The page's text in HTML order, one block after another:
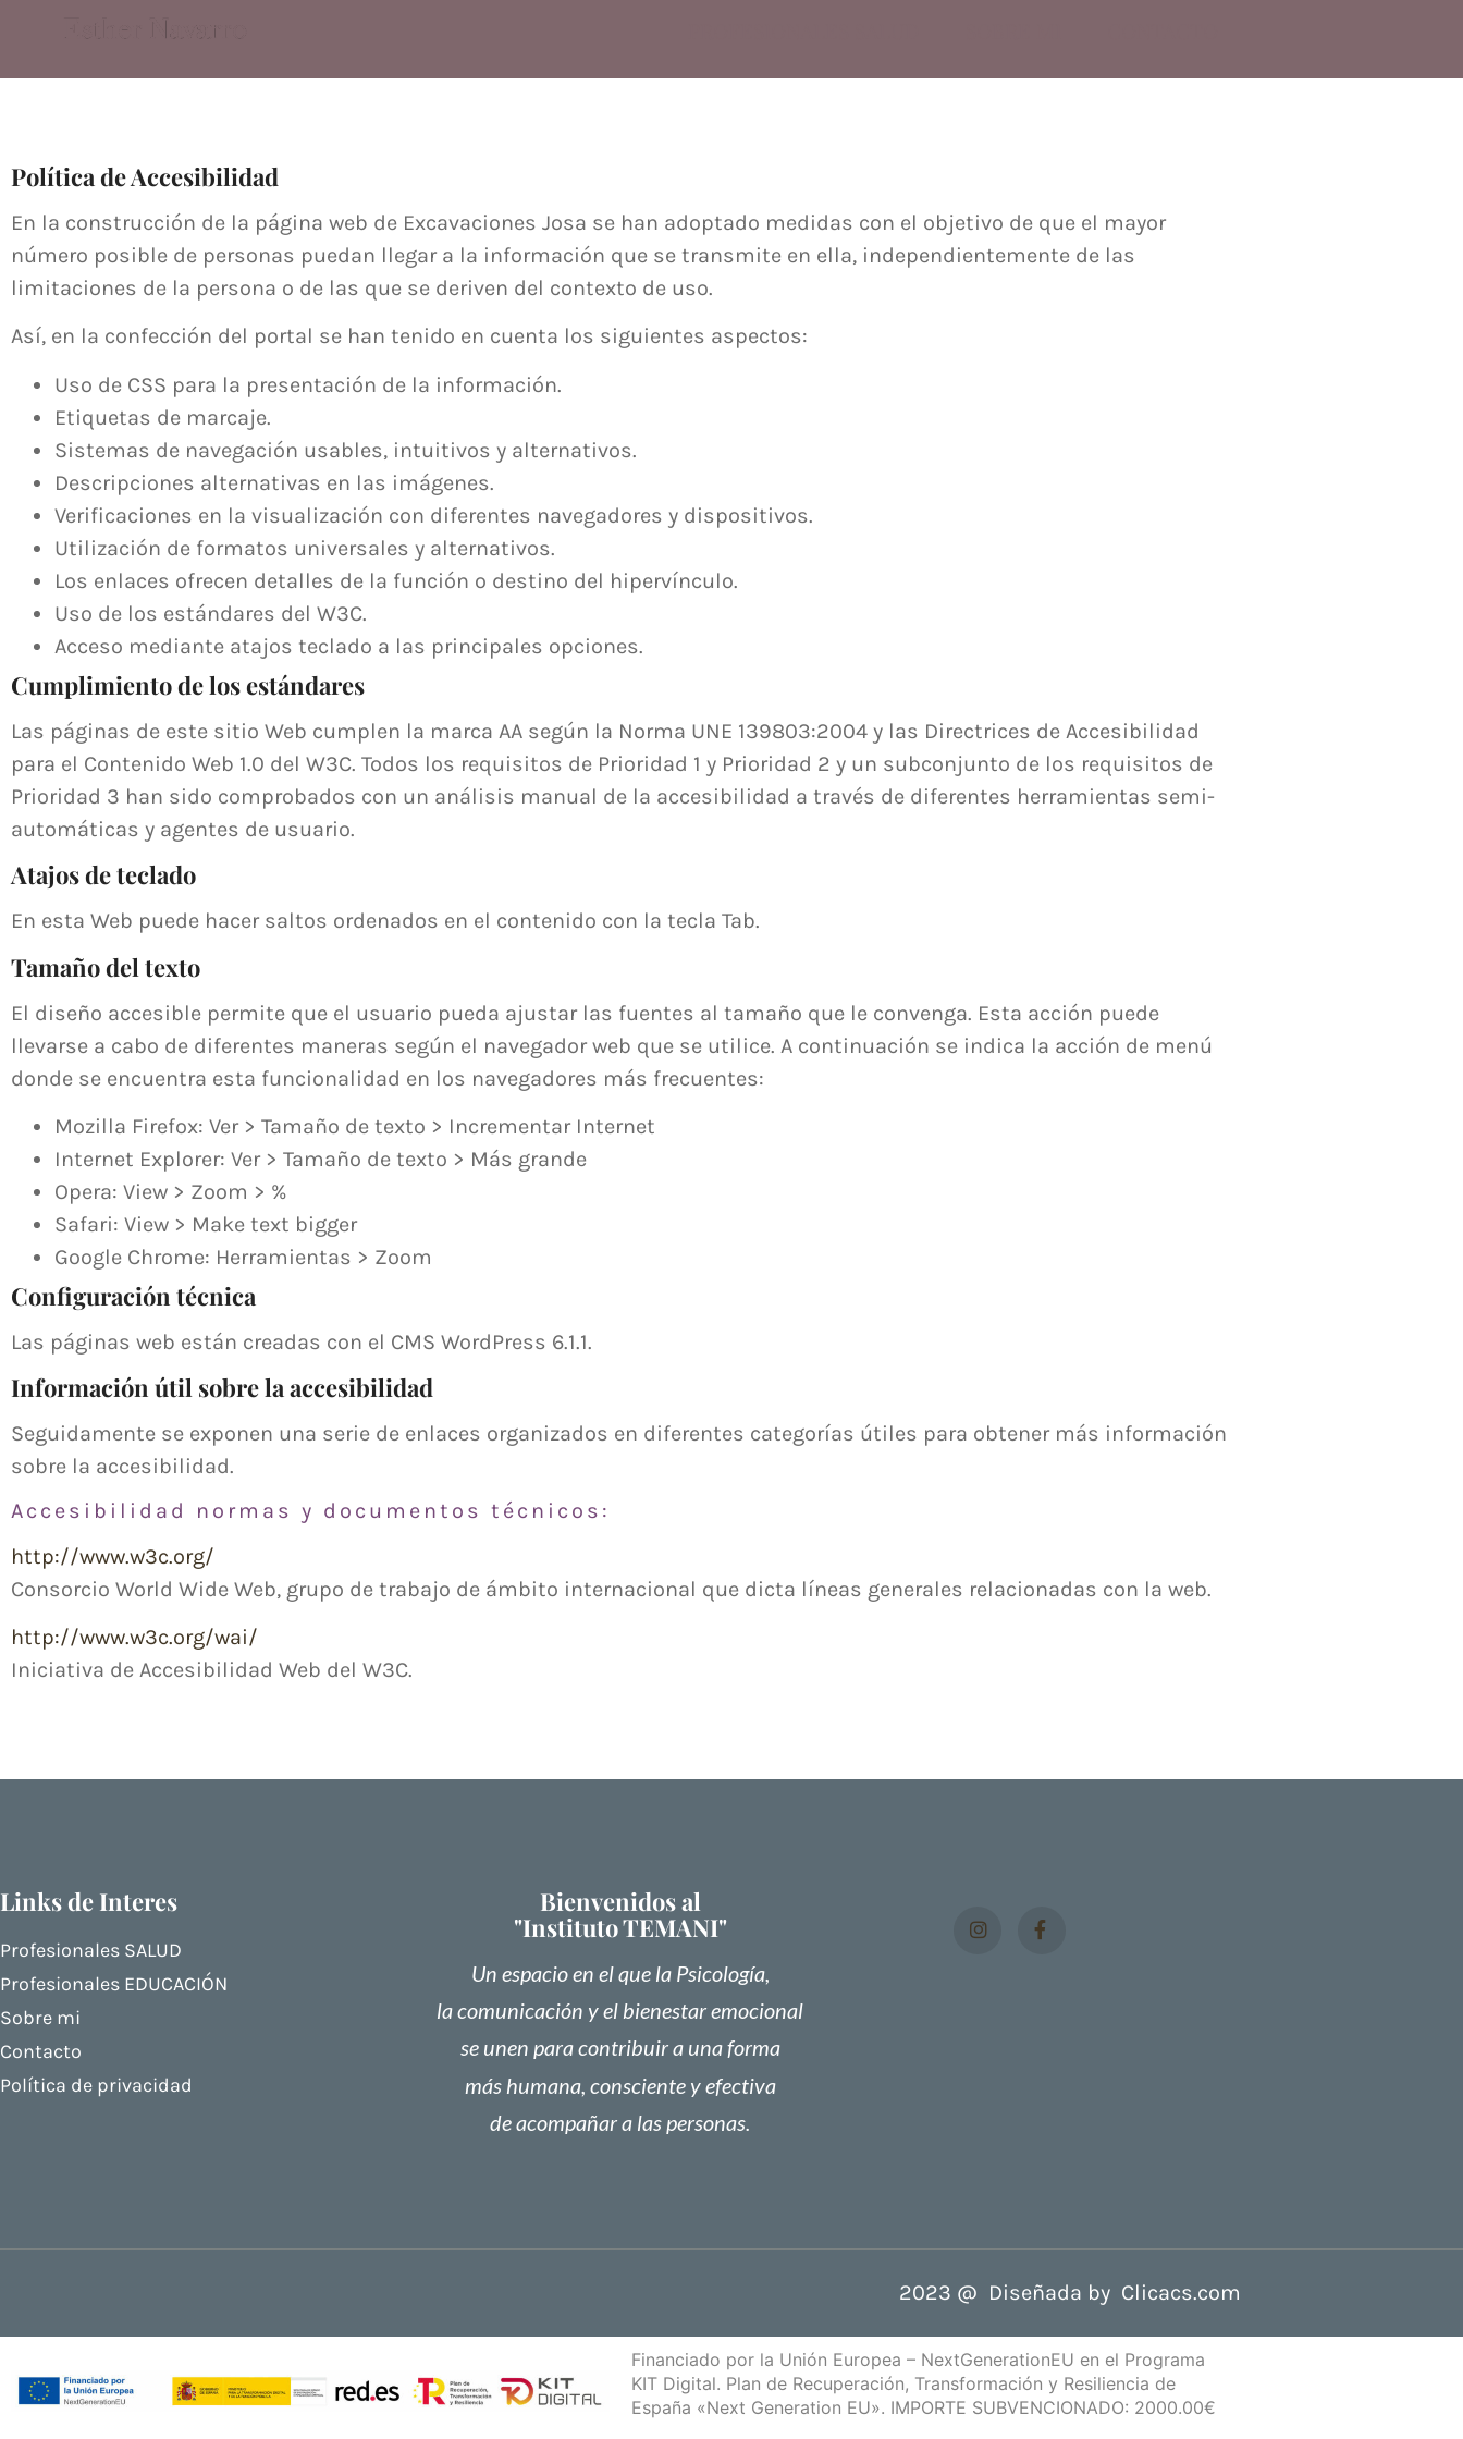
Política de Accesibilidad
En la construcción de la página web de Excavaciones Josa se han adoptado medidas con el objetivo de que el mayor
número posible de personas puedan llegar a la información que se transmite en ella, independientemente de las
limitaciones de la persona o de las que se deriven del contexto de uso.
Así, en la confección del portal se han tenido en cuenta los siguientes aspectos:
Uso de CSS para la presentación de la información.
Etiquetas de marcaje.
Sistemas de navegación usables, intuitivos y alternativos.
Descripciones alternativas en las imágenes.
Verificaciones en la visualización con diferentes navegadores y dispositivos.
Utilización de formatos universales y alternativos.
Los enlaces ofrecen detalles de la función o destino del hipervínculo.
Uso de los estándares del W3C.
Acceso mediante atajos teclado a las principales opciones.
Cumplimiento de los estándares
Las páginas de este sitio Web cumplen la marca AA según la Norma UNE 139803:2004 y las Directrices de Accesibilidad
para el Contenido Web 1.0 del W3C. Todos los requisitos de Prioridad 1 y Prioridad 2 y un subconjunto de los requisitos de
Prioridad 3 han sido comprobados con un análisis manual de la accesibilidad a través de diferentes herramientas semi-
automáticas y agentes de usuario.
Atajos de teclado
En esta Web puede hacer saltos ordenados en el contenido con la tecla Tab.
Tamaño del texto
El diseño accesible permite que el usuario pueda ajustar las fuentes al tamaño que le convenga. Esta acción puede
llevarse a cabo de diferentes maneras según el navegador web que se utilice. A continuación se indica la acción de menú
donde se encuentra esta funcionalidad en los navegadores más frecuentes:
Mozilla Firefox: Ver > Tamaño de texto > Incrementar Internet
Internet Explorer: Ver > Tamaño de texto > Más grande
Opera: View > Zoom > %
Safari: View > Make text bigger
Google Chrome: Herramientas > Zoom
Configuración técnica
Las páginas web están creadas con el CMS WordPress 6.1.1.
Información útil sobre la accesibilidad
Seguidamente se exponen una serie de enlaces organizados en diferentes categorías útiles para obtener más información
sobre la accesibilidad.
Accesibilidad normas y documentos técnicos:
http://www.w3c.org/
Consorcio World Wide Web, grupo de trabajo de ámbito internacional que dicta líneas generales relacionadas con la web.
http://www.w3c.org/wai/
Iniciativa de Accesibilidad Web del W3C.
Links de Interes
Profesionales SALUD
Profesionales EDUCACIÓN
Sobre mi
Contacto
Política de privacidad
Bienvenidos al
"Instituto TEMANI"
Un espacio en el que la Psicología,
la comunicación y el bienestar emocional
se unen para contribuir a una forma
más humana, consciente y efectiva
de acompañar a las personas.
2023 @ Diseñada by Clicacs.com
Financiado por la Unión Europea – NextGenerationEU en el Programa
KIT Digital. Plan de Recuperación, Transformación y Resiliencia de
España «Next Generation EU». IMPORTE SUBVENCIONADO: 2000.00€